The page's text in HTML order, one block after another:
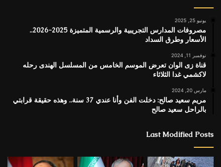
يونيو 25, 2025
مصروفات المدارس التجريبية والرسمية المتميزة 2025-2026..
الأسعار وطرق السداد
نوفمبر 11, 2024
قناة زى الوان تعرض الموسم الخامس من المسلسل الهندى رحله
لاكشمي غدا الثلاثاء
مارس 20, 2024
مريم سعيد صالح: دخلت الفن وأنا عندي 37 سنة.. وهذه حقيقة قرابتي
بالراحل سعيد صالح
Last Modified Posts